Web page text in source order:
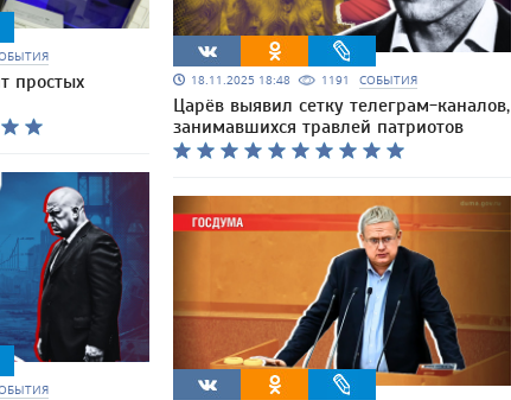
простых
18.11.2025 18:48 1191 СОБЫТИЯ
Царёв выявил сетку телеграм-каналов,
занимавшихся травлей патриотов